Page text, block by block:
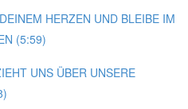
HERZEN UND BLEIBE IM
(5:59)
UNS ÜBER UNSERE